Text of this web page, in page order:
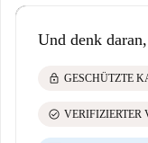
Und denk
lock GESCHÜTZTE
check_circle VERIFIZIERTER